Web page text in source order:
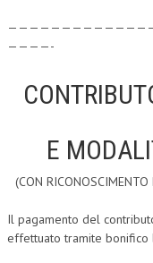
TRIBUTARIA
GIURISPRUDENZA
CIVILE
————-
E
(CON RICONOSCIMENTO
Il pagamento del
effettuato tramite bonifico